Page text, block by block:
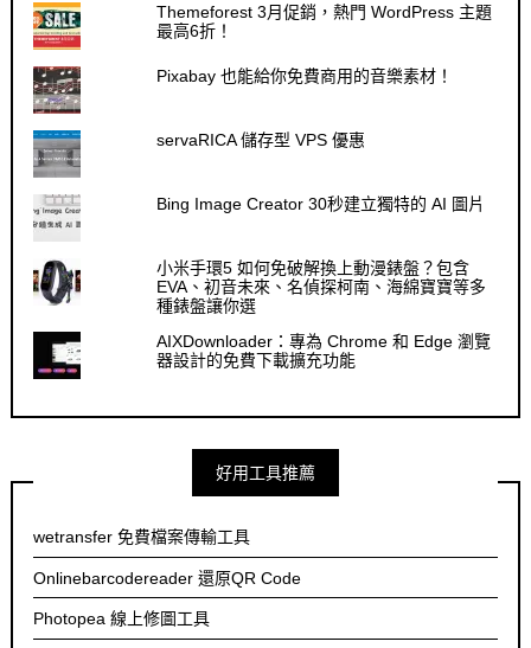
Themeforest 3月促銷，熱門 WordPress 主題
最高6折！
Pixabay 也能給你免費商用的音樂素材！
servaRICA 儲存型 VPS 優惠
Bing Image Creator 30秒建立獨特的 AI 圖片
小米手環5 如何免破解換上動漫錶盤？包含
EVA、初音未來、名偵探柯南、海綿寶寶等多
種錶盤讓你選
AIXDownloader：專為 Chrome 和 Edge 瀏覽
器設計的免費下載擴充功能
好用工具推薦
wetransfer 免費檔案傳輸工具
Onlinebarcodereader 還原QR Code
Photopea 線上修圖工具